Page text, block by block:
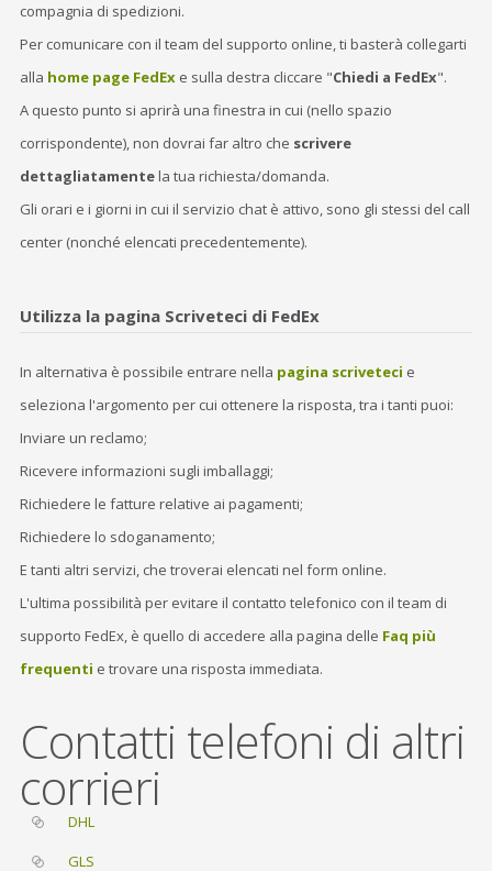
compagnia di spedizioni.
Per comunicare con il team del supporto online, ti basterà collegarti
alla home page FedExe sulla destra cliccare "Chiedi a FedEx".
A questo punto si aprirà una finestra in cui (nello spazio
corrispondente), non dovrai far altro che scrivere
dettagliatamentela tua richiesta/domanda.
Gli orari e i giorni in cui il servizio chat è attivo, sono gli stessi del call
center (nonché elencati precedentemente).
Utilizza la pagina Scriveteci di FedEx
In alternativa è possibile entrare nella pagina scriveteci e
seleziona l'argomento per cui ottenere la risposta, tra i tanti puoi:
Inviare un reclamo;
Ricevere informazioni sugli imballaggi;
Richiedere le fatture relative ai pagamenti;
Richiedere lo sdoganamento;
E tanti altri servizi, che troverai elencati nel form online.
L'ultima possibilità per evitare il contatto telefonico con il team di
supporto FedEx, è quello di accedere alla pagina delle Faq più
frequenti e trovare una risposta immediata.
Contatti telefoni di altri
corrieri
DHL
GLS